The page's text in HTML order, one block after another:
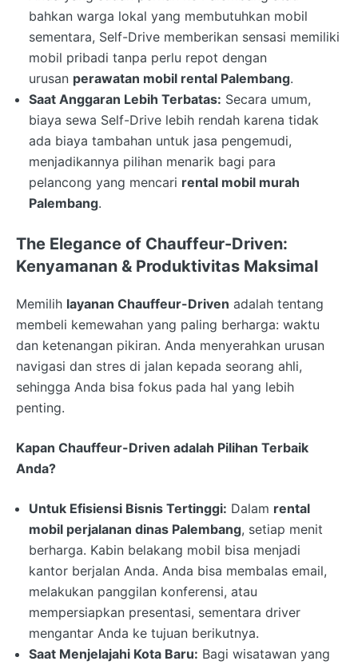
bahkan warga lokal yang membutuhkan mobil
sementara, Self-Drive memberikan sensasi memiliki
mobil pribadi tanpa perlu repot dengan
urusan perawatan mobil rental Palembang.
Saat Anggaran Lebih Terbatas: Secara umum,
biaya sewa Self-Drive lebih rendah karena tidak
ada biaya tambahan untuk jasa pengemudi,
menjadikannya pilihan menarik bagi para
pelancong yang mencari rental mobil murah
Palembang.
The Elegance of Chauffeur-Driven:
Kenyamanan & Produktivitas Maksimal
Memilih layanan Chauffeur-Driven adalah tentang
membeli kemewahan yang paling berharga: waktu
dan ketenangan pikiran. Anda menyerahkan urusan
navigasi dan stres di jalan kepada seorang ahli,
sehingga Anda bisa fokus pada hal yang lebih
penting.
Kapan Chauffeur-Driven adalah Pilihan Terbaik
Anda?
Untuk Efisiensi Bisnis Tertinggi: Dalam rental
mobil perjalanan dinas Palembang, setiap menit
berharga. Kabin belakang mobil bisa menjadi
kantor berjalan Anda. Anda bisa membalas email,
melakukan panggilan konferensi, atau
mempersiapkan presentasi, sementara driver
mengantar Anda ke tujuan berikutnya.
Saat Menjelajahi Kota Baru: Bagi wisatawan yang